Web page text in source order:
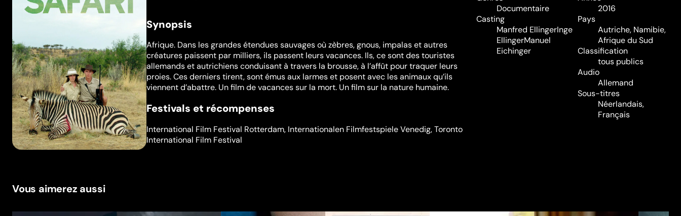
Synopsis
Afrique. Dans les grandes étendues sauvages où zèbres, gnous, impalas et autres
créatures paissent par milliers, ils passent leurs vacances. Ils, ce sont des touristes
allemands et autrichiens conduisant à travers la brousse, à l’affût pour traquer leurs
proies. Ces derniers tirent, sont émus aux larmes et posent avec les animaux qu’ils
viennent d’abattre. Un film de vacances sur la mort. Un film sur la nature humaine.
Festivals et récompenses
International Film Festival Rotterdam, Internationalen Filmfestspiele Venedig,Toronto
International Film Festival
Documentaire
Casting
Manfred EllingerInge
EllingerManuel
Eichinger
2016
Pays
Autriche, Namibie,
Afrique du Sud
Classification
tous publics
Audio
Allemand
Sous-titres
Néerlandais,
Français
Vous aimerez aussi